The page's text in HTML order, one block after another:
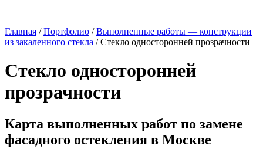
Главная /Портфолио /Выполненные работы — конструкции
из закаленного стекла /Стекло односторонней прозрачности
Стекло односторонней
прозрачности
Карта выполненных работ по замене
фасадного остекления в Москве